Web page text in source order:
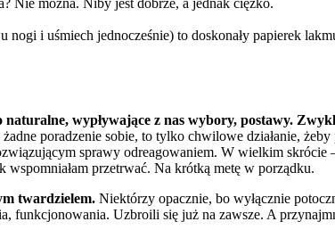
i uśmiech jednocześnie) to doskonały papierek
naturalne, wypływające z nas wybory, postawy.
poradzenie sobie, to tylko chwilowe działanie,
sprawy odreagowaniem. W wielkim skrócie
wspomniałam przetrwać. Na krótką metę w porządku.
twardzielem. Niektórzy opacznie, bo wyłącznie
funkcjonowania. Uzbroili się już na zawsze. A